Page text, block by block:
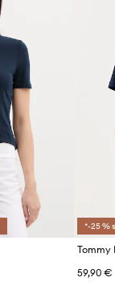
*-25 %
59,90 €